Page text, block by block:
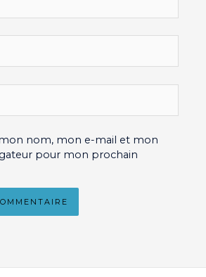
nom, mon e-mail et mon
pour mon prochain